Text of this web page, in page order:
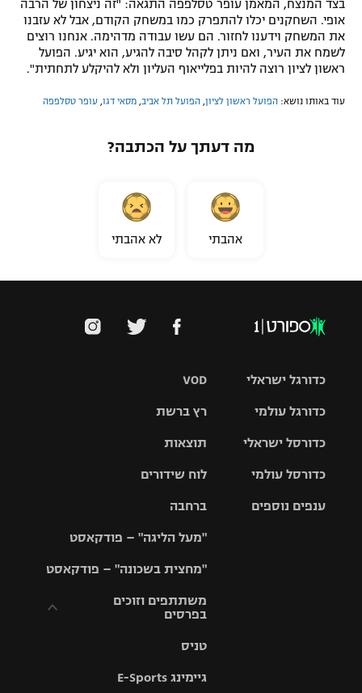
בצד המנצח, המאמן עופר טסלפפה התגאה: "זה ניצחון של הרבה
אופי. השחקנים יכלו להתפרק כמו במשחק הקודם, אבל לא עזבנו
את המשחק וידענו לחזור. הם עשו עבודה מדהימה. אנחנו רוצים
לשמח את העיר, ואם ניתן לקהל סיבה להגיע, הוא יגיע. הפועל
ראשון לציון רוצה להיות בפלייאוף העליון ולא להיקלע לתחתית".
עוד באותו נושא: הפועל ראשון לציון הפועל תל אביב מסאי דגו עופר טסלפפה
מה דעתך על הכתבה?
אהבתי לא אהבתי
VOD
רץ ברשת
תוצאות
לוח שידורים
ברחבה
"מעל הליגה" – פודקאסט
"מחצית בשכונה" – פודקאסט
משתתפים וזוכים
בפרסים
וזוכים בפרסים
טניס
גיימינג E-Sports
כדורגל ישראלי
גביע הטוטו
כדורגל עולמי
האלופות
ליגה
כדורסל ישראלי
סל
כדורסל עולמי
ענפים נוספים